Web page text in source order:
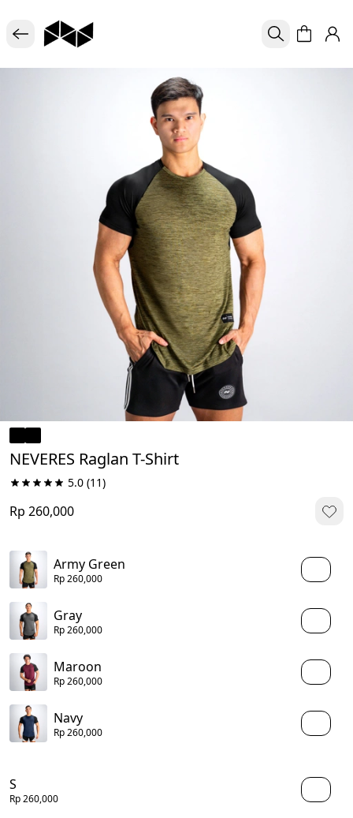
NEVERES Raglan T-Shirt
5.0 (11)
Rp 260,000
Army Green
Rp 260,000
Gray
Rp 260,000
Maroon
Rp 260,000
Navy
Rp 260,000
S
Rp 260,000